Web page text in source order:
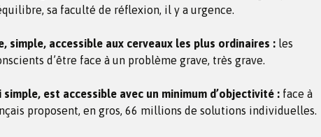
sa faculté de réflexion, il y a urgence.
simple, accessible aux cerveaux les plus ordinaires : les
d’être face à un problème grave, très grave.
est accessible avec un minimum d’objectivité : face à
proposent, en gros, 66 millions de solutions individuelles.